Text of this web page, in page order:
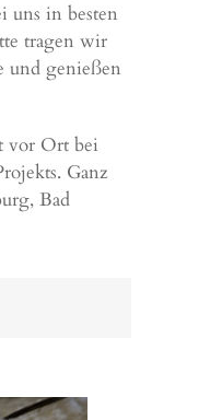
uns in besten
tragen wir
und genießen
vor Ort bei
Ganz
, Bad